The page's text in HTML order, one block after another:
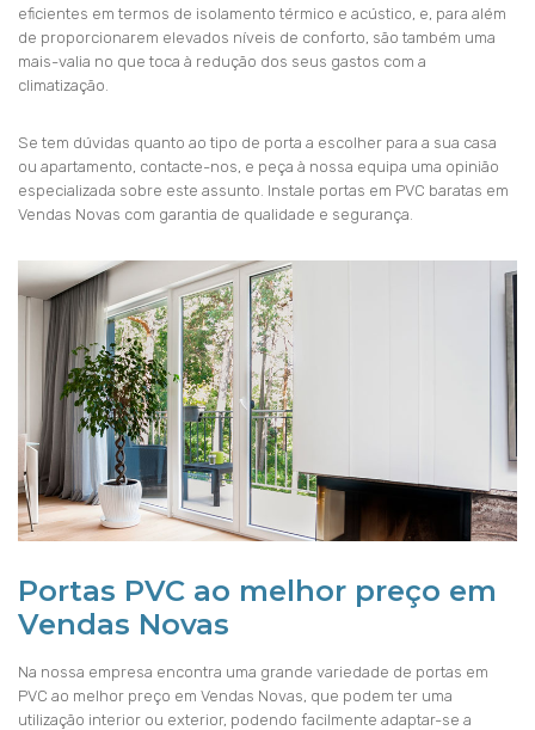
eficientes em termos de isolamento térmico e acústico, e, para além
de proporcionarem elevados níveis de conforto, são também uma
mais-valia no que toca à redução dos seus gastos com a
climatização.
Se tem dúvidas quanto ao tipo de porta a escolher para a sua casa
ou apartamento, contacte-nos, e peça à nossa equipa uma opinião
especializada sobre este assunto. Instale portas em PVC baratas em
Vendas Novas com garantia de qualidade e segurança.
Portas PVC ao melhor preço em
Vendas Novas
Na nossa empresa encontra uma grande variedade de portas em
PVC ao melhor preço em Vendas Novas, que podem ter uma
utilização interior ou exterior, podendo facilmente adaptar-se a